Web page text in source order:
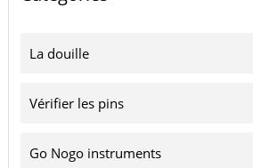
La douille
Vérifier les pins
Go Nogo instruments